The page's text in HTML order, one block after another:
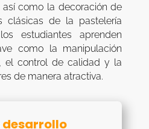
como la decoración de
clásicas de la pastelería
estudiantes aprenden
como la manipulación
el control de calidad y la
de manera atractiva.
desarrollo